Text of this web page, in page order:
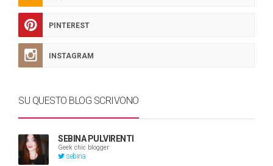
PINTEREST
INSTAGRAM
SU QUESTO BLOG SCRIVONO
SEBINA PULVIRENTI
Geek chic blogger
sebina